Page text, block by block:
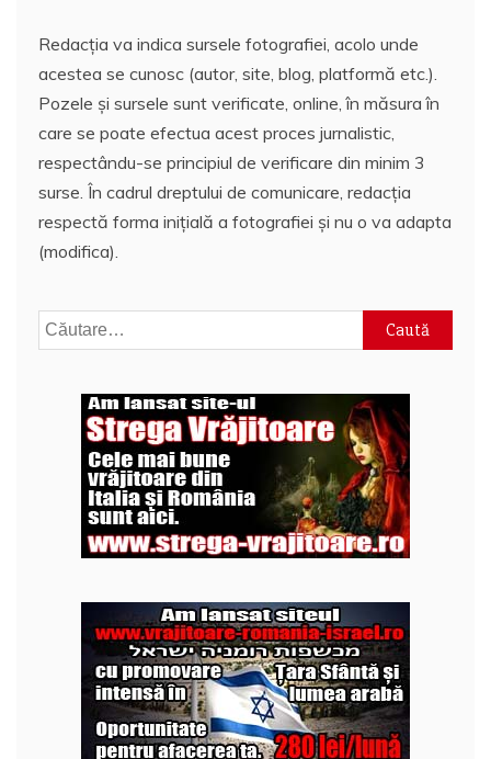
Redacția va indica sursele fotografiei, acolo unde
acestea se cunosc (autor, site, blog, platformă etc.).
Pozele și sursele sunt verificate, online, în măsura în
care se poate efectua acest proces jurnalistic,
respectându-se principiul de verificare din minim 3
surse. În cadrul dreptului de comunicare, redacția
respectă forma inițială a fotografiei și nu o va adapta
(modifica).
Caută
după: